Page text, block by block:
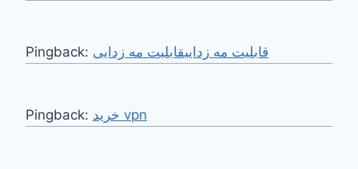
Pingback: قابلیت مه زداییقابلیت مه زدایی
Pingback: خرید vpn